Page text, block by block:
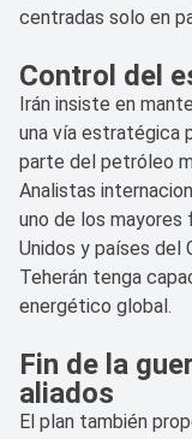
centradas solo en
Control del
Irán insiste en
una vía estratégica
parte del petróleo
Analistas
uno de los
Unidos y países
Teherán tenga
energético global.
Fin de la
aliados
El plan también